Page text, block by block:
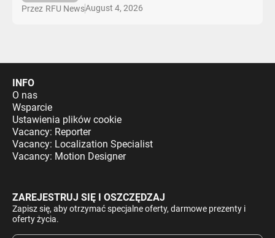
Przez RFU NewsAugust 4, 2026
INFO
O nas
Wsparcie
Ustawienia plików cookie
Vacancy: Reporter
Vacancy: Localization Specialist
Vacancy: Motion Designer
ZAREJESTRUJ SIĘ I OSZCZĘDZAJ
Zapisz się, aby otrzymać specjalne oferty, darmowe prezenty i
oferty życia.